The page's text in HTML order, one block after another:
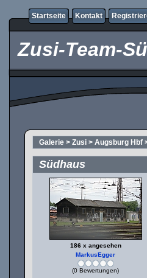
Startseite Kontakt
Zusi-Team-
Galerie > Zusi > Augsburg Hbf
Südhaus
186 x angesehen
MarkusEgger
(0 Bewertungen)